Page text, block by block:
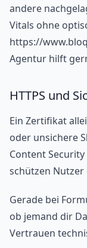
andere
Vitals ohne
https://
Agentur hilft
HTTPS und
Ein Zertifikat
oder unsichere
Content
schützen
Gerade bei
ob jemand dir
Vertrauen